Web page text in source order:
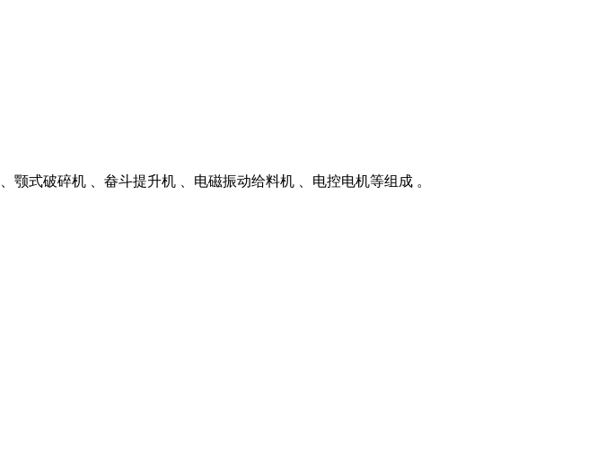
式破碎机 、畚斗提升机 、电磁振动给料机 、电控电机等组成 。